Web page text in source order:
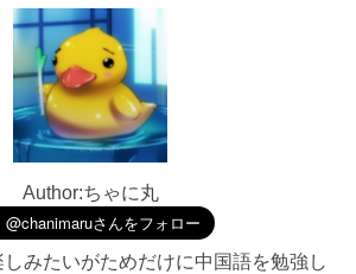
Author:ちゃに丸
みたいがためだけに中国語を勉強し